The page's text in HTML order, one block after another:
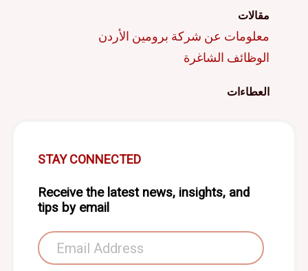
مقالات
معلومات عن شركة برومين الأردن
الوظائف الشاغرة
العطاءات
STAY CONNECTED
Receive the latest news, insights, and
tips by email